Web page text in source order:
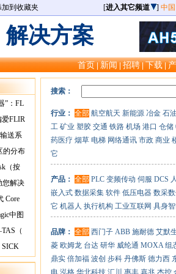
加到收藏夹 [进入其它频道 ] 中
解决方案
首页|新闻|招聘|下载|
”：FL
准！
爱FLIR
效是
送系
的分布
（按
您解决
Core
推进
中图
（
SICK
决方案
搜索：
行业： 全部 航空航天 新能源 冶金 石
工 矿业 塑胶 交通 铁路 机场 港口 仓储
药医疗 烟草 电梯 网络通讯 市政 商业
它
产品： 全部 PLC 变频传动 伺服 DCS
嵌入式 数据采集 软件 低压电器 数采
它 机器人 执行机构 工业互联网 具身
品牌： 全部 西门子 ABB 施耐德 艾默
菱 欧姆龙 台达 研华 威纶通 MOXA 组
鼎实 倍加福 波创 步科 丹佛斯 德力西
电 泓格 华北科技 汇川 惠丰 嘉兆 杰控